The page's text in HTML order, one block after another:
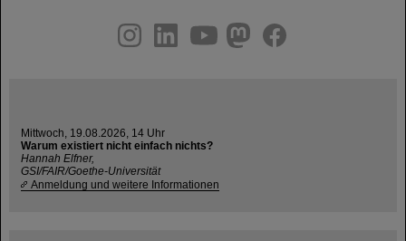
youtube
helmholtz.social
facebook
Mittwoch, 19.08.2026, 14 Uhr
Warum existiert nicht einfach nichts?
Hannah Elfner,
GSI/FAIR/Goethe-Universität
Anmeldung und weitere Informationen